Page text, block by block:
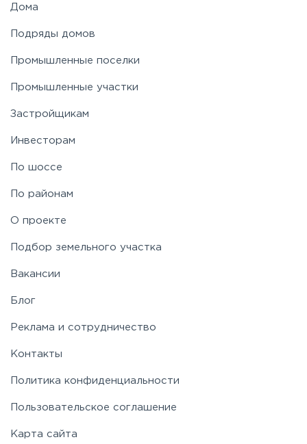
Дома
Подряды домов
Промышленные поселки
Промышленные участки
Застройщикам
Инвесторам
По шоссе
По районам
О проекте
Подбор земельного участка
Вакансии
Блог
Реклама и сотрудничество
Контакты
Политика конфиденциальности
Пользовательское соглашение
Карта сайта